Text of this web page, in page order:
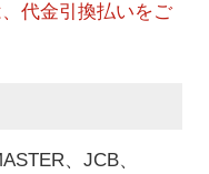
代金引換払いをご
、JCB、